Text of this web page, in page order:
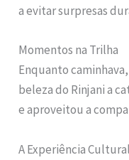
a evitar surpresas
Momentos na Trilha
Enquanto
beleza do Rinjani a
e aproveitou a
A Experiência Cultural